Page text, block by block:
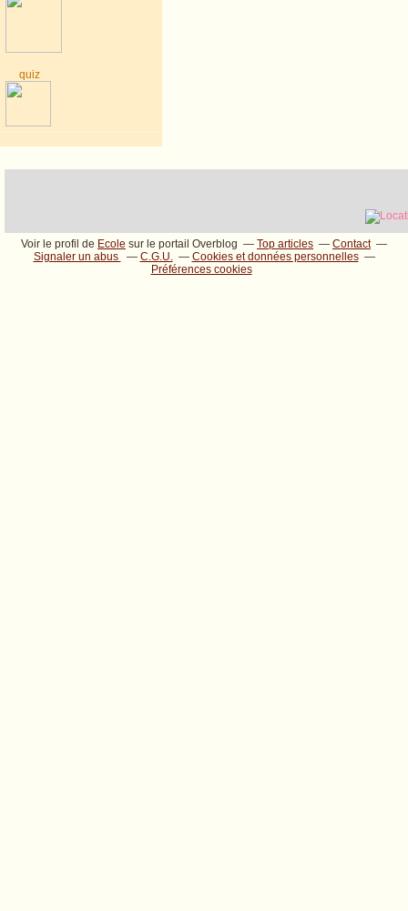
quiz
Voir le profil de Ecole sur le portail Overblog Top articles
Contact
Signaler un abus
C.G.U.
Cookies et données personnelles
Préférences cookies